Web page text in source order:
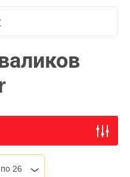
по 26